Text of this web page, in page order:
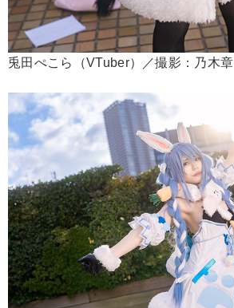
兎田ぺこら（VTuber）／撮影：乃木章